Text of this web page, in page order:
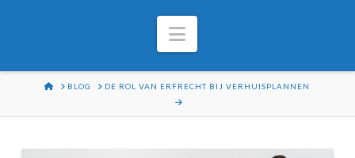
Navigation
HOME
BLOG DE ROL VAN ERFRECHT BIJ VERHUISPLANNEN